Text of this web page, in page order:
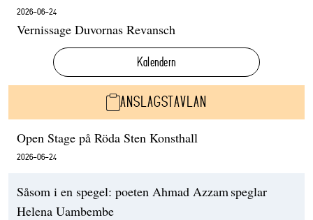
2026-06-24
Vernissage Duvornas Revansch
Kalendern
ANSLAGSTAVLAN
Open Stage på Röda Sten Konsthall
2026-06-24
Såsom i en spegel: poeten Ahmad Azzam speglar
Helena Uambembe